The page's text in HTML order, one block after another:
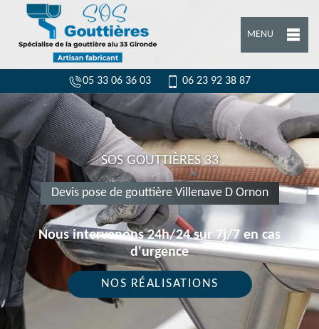
MENU
05 33 06 36 03 06 23 92 38 87
SOS GOUTTIÈRES 33
Devis pose de gouttière Villenave D Ornon
Nous intervenons 24h/24 sur 7j/7 en cas
d'urgence
NOS RÉALISATIONS